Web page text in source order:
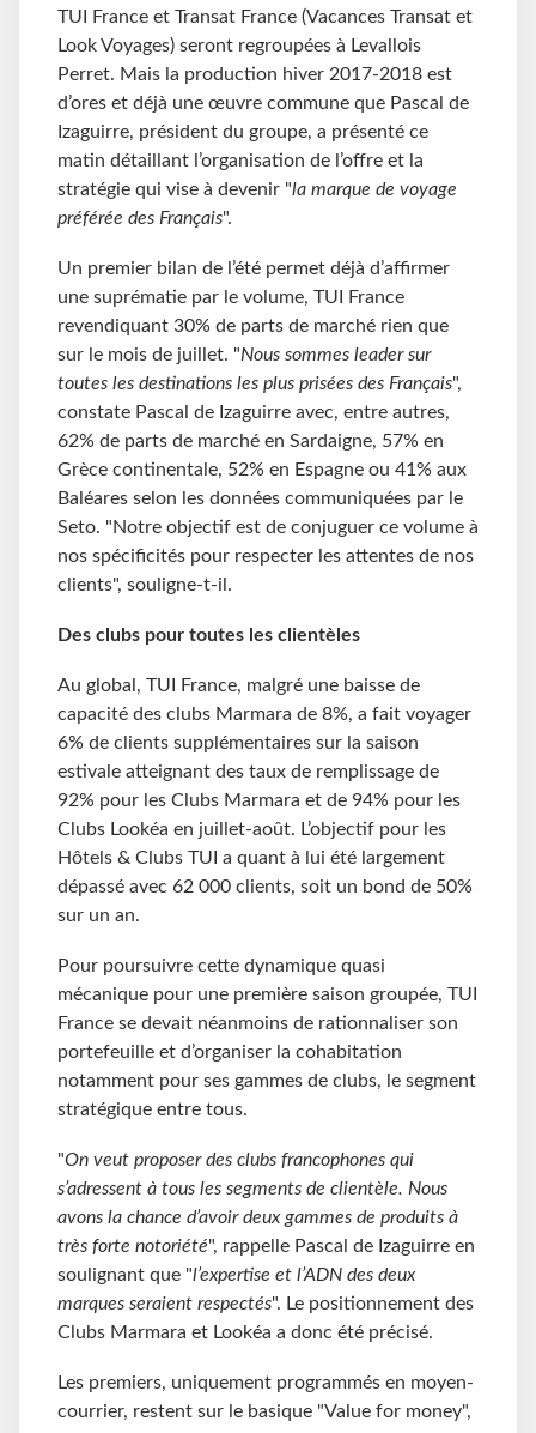
TUI France et Transat France (Vacances Transat et
Look Voyages) seront regroupées à Levallois
Perret. Mais la production hiver 2017-2018 est
d’ores et déjà une œuvre commune que Pascal de
Izaguirre, président du groupe, a présenté ce
matin détaillant l’organisation de l’offre et la
stratégie qui vise à devenir "la marque de voyage
préférée des Français".
Un premier bilan de l’été permet déjà d’affirmer
une suprématie par le volume, TUI France
revendiquant 30% de parts de marché rien que
sur le mois de juillet. "Nous sommes leader sur
toutes les destinations les plus prisées des Français",
constate Pascal de Izaguirre avec, entre autres,
62% de parts de marché en Sardaigne, 57% en
Grèce continentale, 52% en Espagne ou 41% aux
Baléares selon les données communiquées par le
Seto. "Notre objectif est de conjuguer ce volume à
nos spécificités pour respecter les attentes de nos
clients", souligne-t-il.
Des clubs pour toutes les clientèles
Au global, TUI France, malgré une baisse de
capacité des clubs Marmara de 8%, a fait voyager
6% de clients supplémentaires sur la saison
estivale atteignant des taux de remplissage de
92% pour les Clubs Marmara et de 94% pour les
Clubs Lookéa en juillet-août. L’objectif pour les
Hôtels & Clubs TUI a quant à lui été largement
dépassé avec 62 000 clients, soit un bond de 50%
sur un an.
Pour poursuivre cette dynamique quasi
mécanique pour une première saison groupée, TUI
France se devait néanmoins de rationnaliser son
portefeuille et d’organiser la cohabitation
notamment pour ses gammes de clubs, le segment
stratégique entre tous.
"On veut proposer des clubs francophones qui
s’adressent à tous les segments de clientèle. Nous
avons la chance d’avoir deux gammes de produits à
très forte notoriété", rappelle Pascal de Izaguirre en
soulignant que "l’expertise et l’ADN des deux
marques seraient respectés". Le positionnement des
Clubs Marmara et Lookéa a donc été précisé.
Les premiers, uniquement programmés en moyen-
courrier, restent sur le basique "Value for money",